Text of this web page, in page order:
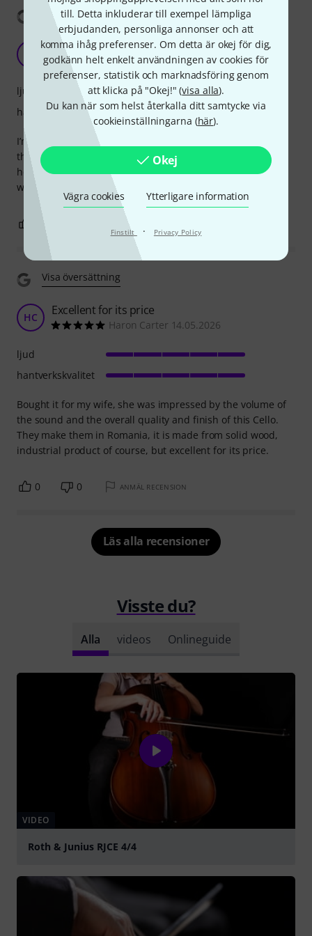
till. Detta inkluderar till exempel lämpliga
erbjudanden, personliga annonser och att
komma ihåg preferenser. Om detta är okej för dig,
godkänn helt enkelt användningen av cookies för
preferenser, statistik och marknadsföring genom
att klicka på "Okej!" (visa alla).
Du kan när som helst återkalla ditt samtycke via
cookieinställningarna (här).
Okej
Vägra cookies Ytterligare information
Finstilt · Privacy Policy
Visa översättning
Great cello
Mkgalli 11.10.2024
I’m not a professional and I started learning year ago with
this cello and the quality of sound it is brilliant also not
heavy instrument. Really soft playing. + the style of the
wood colour just amazing. 😊
ljud
hantverkskvalitet
ANMÄL RECENSION
Visa översättning
HC Excellent for its price
Haron Carter 14.05.2026
Bought it for my wife, she was impressed by the volume of
the sound and the overall quality and finish of this Cello.
They make them in Romania, it is made from solid wood,
industrial product of course, but excellent for its price.
ljud
hantverkskvalitet
0 0 ANMÄL RECENSION
Läs alla recensioner
Visste du?
Alla videos Onlineguide
VIDEO
Roth & Junius RJCE 4/4